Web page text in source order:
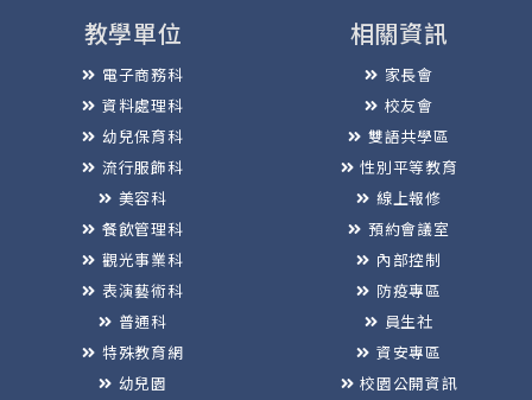
教學單位
電子商務科
資料處理科
幼兒保育科
流行服飾科
美容科
餐飲管理科
觀光事業科
表演藝術科
普通科
特殊教育網
幼兒園
相關資訊
家長會
校友會
雙語共學區
性別平等教育
線上報修
預約會議室
內部控制
防疫專區
員生社
資安專區
校園公開資訊